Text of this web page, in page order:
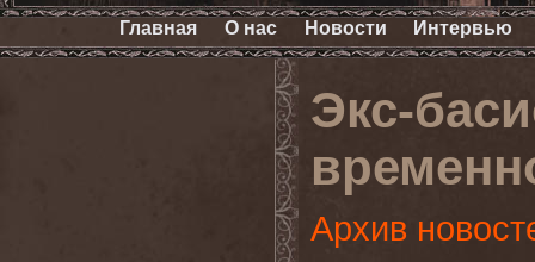
Главная О нас Новости Интервью
Экс-
Архив